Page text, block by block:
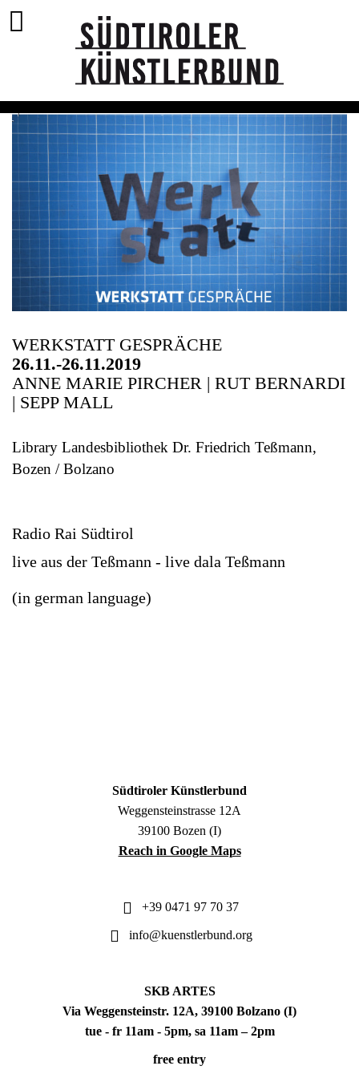
WERKSTATT GESPRÄCHE
26.11.-26.11.2019
ANNE MARIE PIRCHER | RUT BERNARDI
| SEPP MALL
Library Landesbibliothek Dr. Friedrich Teßmann,
Bozen / Bolzano
Radio Rai Südtirol
live aus der Teßmann - live dala Teßmann
(in german language)
Südtiroler Künstlerbund
Weggensteinstrasse 12A
39100 Bozen (I)
Reach in Google Maps
+39 0471 97 70 37
info@kuenstlerbund.org
SKB ARTES
Via Weggensteinstr. 12A, 39100 Bolzano (I)
tue - fr 11am - 5pm, sa 11am – 2pm
free entry